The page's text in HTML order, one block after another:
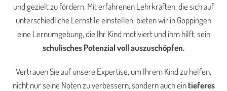
und gezielt zu fördern. Mit erfahrenen Lehrkräften, die sich auf
unterschiedliche Lernstile einstellen, bieten wir in Göppingen
eine Lernumgebung, die Ihr Kind motiviert und ihm hilft, sein
schulisches Potenzial voll auszuschöpfen.
Vertrauen Sie auf unsere Expertise, um Ihrem Kind zu helfen,
nicht nur seine Noten zu verbessern, sondern auch eintieferes